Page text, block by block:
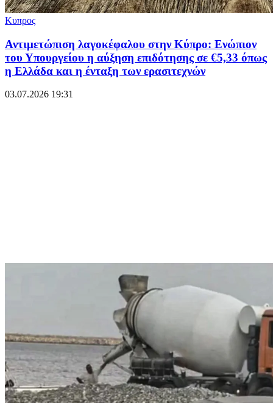
Κυπρος
Αντιμετώπιση λαγοκέφαλου στην Κύπρο: Ενώπιον
του Υπουργείου η αύξηση επιδότησης σε €5,33 όπως
η Ελλάδα και η ένταξη των ερασιτεχνών
03.07.2026 19:31